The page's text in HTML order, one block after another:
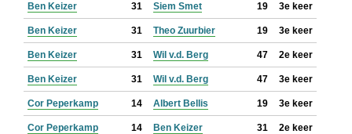
Ben Keizer 31 Siem Smet 19 3e keer
Ben Keizer 31 Theo Zuurbier 19 3e keer
Ben Keizer 31 Wil v.d. Berg 47 2e keer
Ben Keizer 31 Wil v.d. Berg 47 3e keer
Cor Peperkamp 14 Albert Bellis 19 3e keer
Cor Peperkamp 14 Ben Keizer 31 2e keer